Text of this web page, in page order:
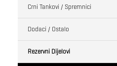
Crni Tankovi / Spremnici
Dodaci / Ostalo
Rezervni Dijelovi